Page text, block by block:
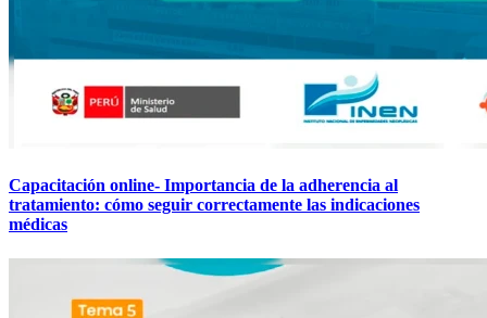
Capacitación online- Importancia de la adherencia al
tratamiento: cómo seguir correctamente las indicaciones
médicas